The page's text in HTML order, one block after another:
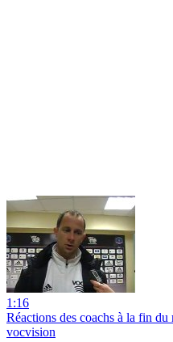
1:16
Réactions des coachs à la fin
vocvision